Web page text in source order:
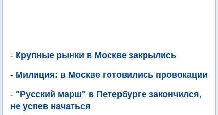
- Крупные рынки в Москве закрылись
- Милиция: в Москве готовились провокации
- "Русский марш" в Петербурге закончился,
не успев начаться